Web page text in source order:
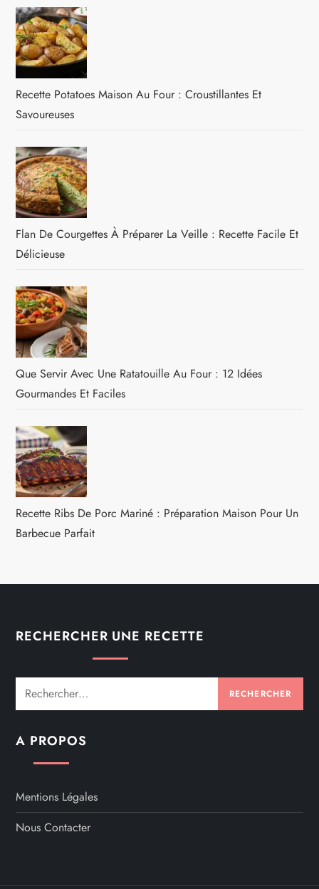
Recette Potatoes Maison Au Four : Croustillantes Et
Savoureuses
Flan De Courgettes À Préparer La Veille : Recette Facile Et
Délicieuse
Que Servir Avec Une Ratatouille Au Four : 12 Idées
Gourmandes Et Faciles
Recette Ribs De Porc Mariné : Préparation Maison Pour Un
Barbecue Parfait
RECHERCHER UNE RECETTE
Rechercher :
A PROPOS
Mentions Légales
Nous Contacter